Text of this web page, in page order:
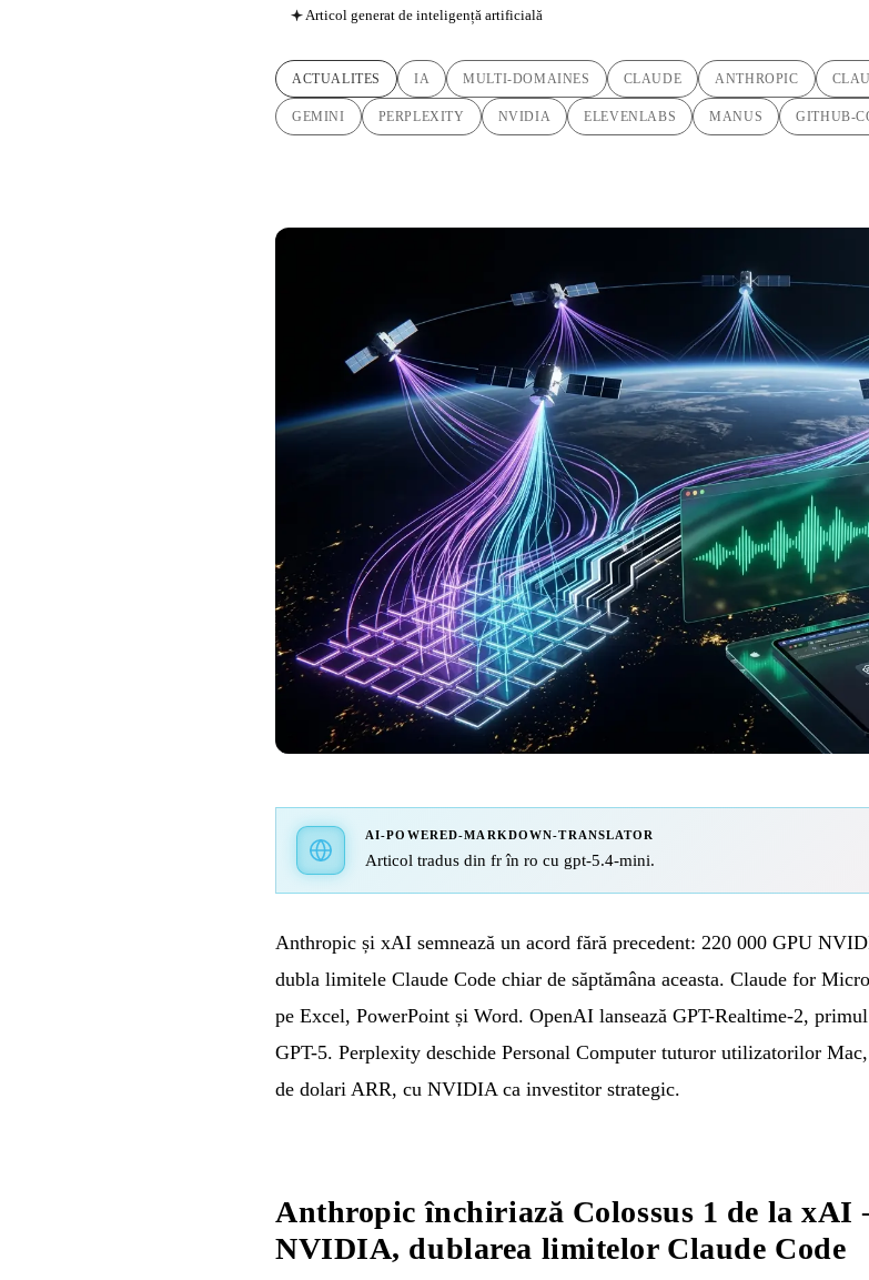
Articol generat de inteligență artificială
ACTUALITES IA MULTI-DOMAINES CLAUDE ANTHROPIC
GEMINI PERPLEXITY NVIDIA ELEVENLABS MANUS GITHUB-
AI-POWERED-MARKDOWN-TRANSLATOR
Articol tradus din fr în ro cu gpt-5.4-mini.
Anthropic și xAI semnează un acord fără precedent: 220 000 GPU
dubla limitele Claude Code chiar de săptămâna aceasta. Claude for
pe Excel, PowerPoint și Word. OpenAI lansează GPT-Realtime-2,
GPT-5. Perplexity deschide Personal Computer tuturor utilizatorilor
de dolari ARR, cu NVIDIA ca investitor strategic.
Anthropic închiriază Colossus 1 de la xAI
NVIDIA, dublarea limitelor Claude Code